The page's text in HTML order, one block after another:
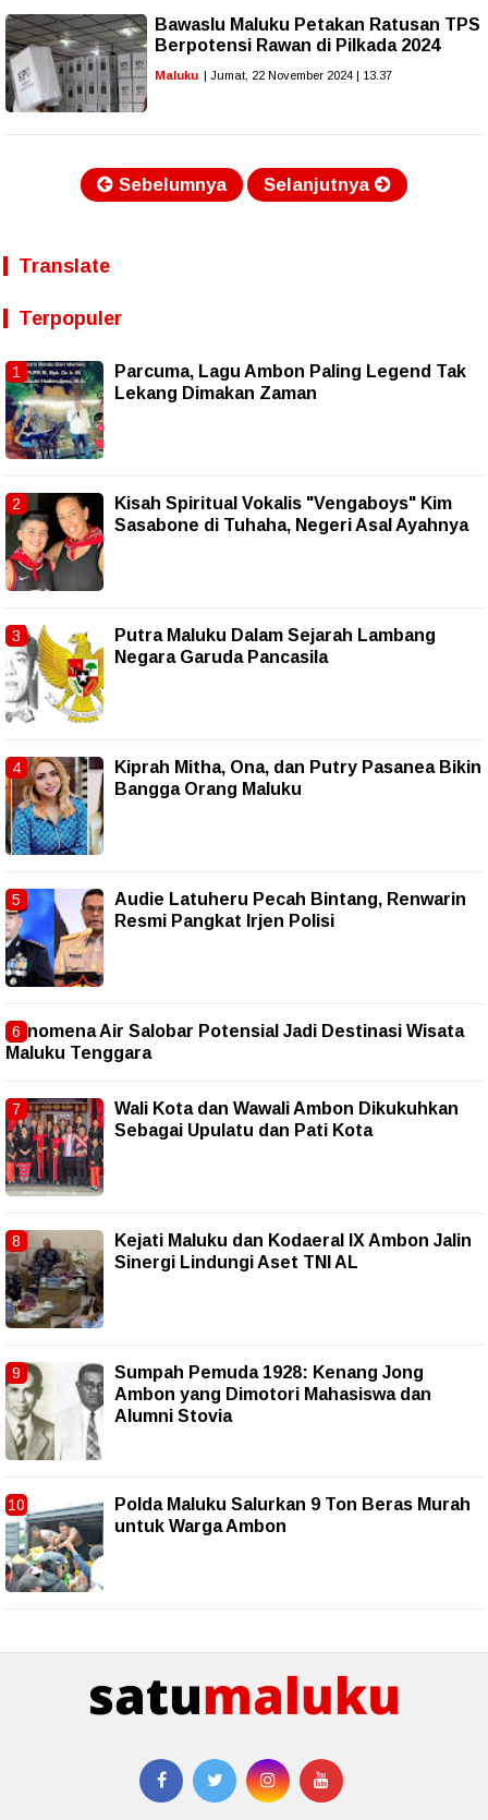
Bawaslu Maluku Petakan Ratusan TPS
Berpotensi Rawan di Pilkada 2024
Maluku | Jumat, 22 November 2024 | 13.37
Sebelumnya Selanjutnya
Translate
Terpopuler
Parcuma, Lagu Ambon Paling Legend Tak
Lekang Dimakan Zaman
Kisah Spiritual Vokalis "Vengaboys" Kim
Sasabone di Tuhaha, Negeri Asal Ayahnya
Putra Maluku Dalam Sejarah Lambang
Negara Garuda Pancasila
Kiprah Mitha, Ona, dan Putry Pasanea Bikin
Bangga Orang Maluku
Audie Latuheru Pecah Bintang, Renwarin
Resmi Pangkat Irjen Polisi
Fenomena Air Salobar Potensial Jadi Destinasi Wisata
Maluku Tenggara
Wali Kota dan Wawali Ambon Dikukuhkan
Sebagai Upulatu dan Pati Kota
Kejati Maluku dan Kodaeral IX Ambon Jalin
Sinergi Lindungi Aset TNI AL
Sumpah Pemuda 1928: Kenang Jong
Ambon yang Dimotori Mahasiswa dan
Alumni Stovia
Polda Maluku Salurkan 9 Ton Beras Murah
untuk Warga Ambon